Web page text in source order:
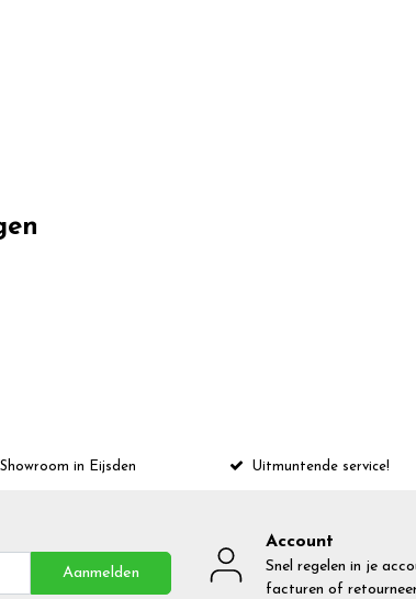
in Eijsden Uitmuntende service!
Aanmelden
Account
Snel regelen in je
facturen of